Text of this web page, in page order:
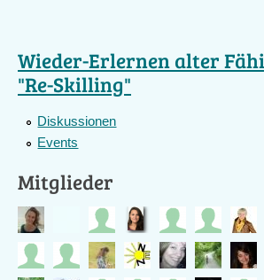
Wieder-Erlernen alter
"Re-Skilling"
Diskussionen
Events
Mitglieder